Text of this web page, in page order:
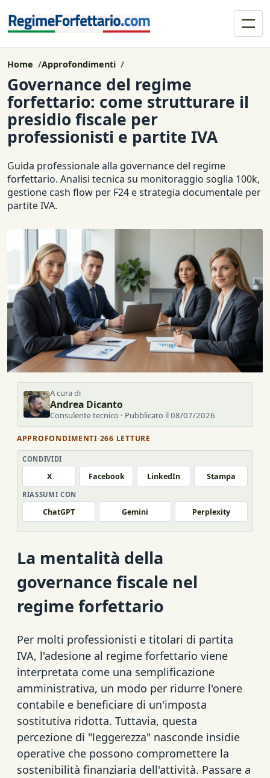
Home Approfondimenti
Governance del regime
forfettario: come strutturare il
presidio fiscale per
professionisti e partite IVA
Guida professionale alla governance del regime
forfettario. Analisi tecnica su monitoraggio soglia 100k,
gestione cash flow per F24 e strategia documentale per
partite IVA.
A cura di
Andrea Dicanto
Consulente tecnico · Pubblicato il 08/07/2026
APPROFONDIMENTI·266 LETTURE
CONDIVIDI
X Facebook LinkedIn Stampa
RIASSUMI CON
ChatGPT Gemini Perplexity
La mentalità della
governance fiscale nel
regime forfettario
Per molti professionisti e titolari di partita
IVA, l'adesione al regime forfettario viene
interpretata come una semplificazione
amministrativa, un modo per ridurre l'onere
contabile e beneficiare di un'imposta
sostitutiva ridotta. Tuttavia, questa
percezione di "leggerezza" nasconde insidie
operative che possono compromettere la
sostenibilità finanziaria dell'attività. Passare a